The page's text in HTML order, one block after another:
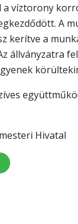
víztorony
A
kerítve a
állványzatra
Hivatal